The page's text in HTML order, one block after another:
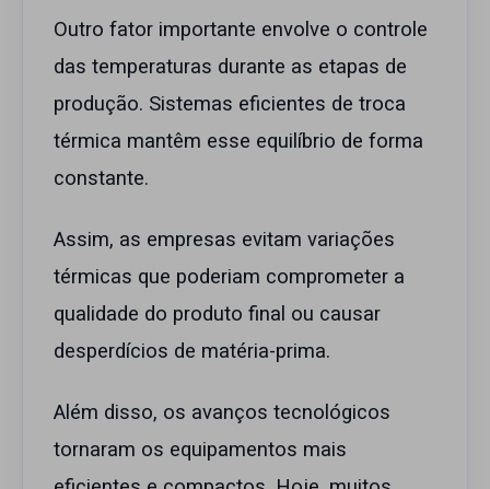
Outro fator importante envolve o controle
das temperaturas durante as etapas de
produção. Sistemas eficientes de troca
térmica mantêm esse equilíbrio de forma
constante.
Assim, as empresas evitam variações
térmicas que poderiam comprometer a
qualidade do produto final ou causar
desperdícios de matéria-prima.
Além disso, os avanços tecnológicos
tornaram os equipamentos mais